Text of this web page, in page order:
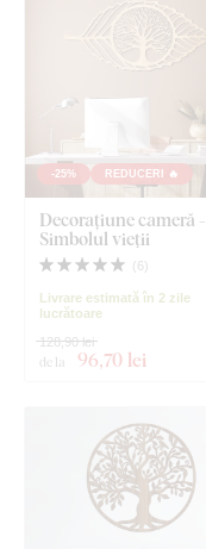
-25% REDUCERI 🔥
Decorațiune cameră -
Simbolul vieții
( 6 )
Livrare estimată în 2 zile
lucrătoare
de la 96,70 lei
128,90 lei